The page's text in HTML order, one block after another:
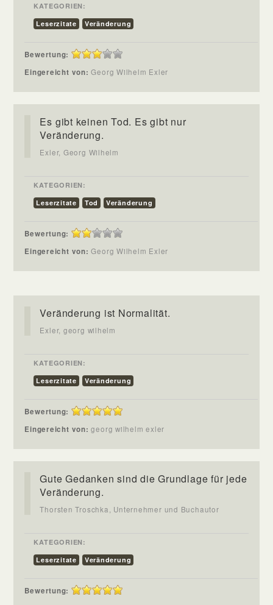
KATEGORIEN:
Leserzitate
Veränderung
Bewertung:
Eingereicht von:Georg Wilhelm Exler
Es gibt keinen Tod. Es gibt nur
Veränderung.
Exler, Georg Wilhelm
KATEGORIEN:
Leserzitate
Tod Veränderung
Bewertung:
Eingereicht von:Georg Wilhelm Exler
Veränderung ist Normalität.
Exler, georg wilhelm
KATEGORIEN:
Leserzitate
Veränderung
Bewertung:
Eingereicht von:georg wilhelm exler
Gute Gedanken sind die Grundlage für jede
Veränderung.
Thorsten Troschka, Unternehmer und Buchautor
KATEGORIEN:
Leserzitate
Veränderung
Bewertung: